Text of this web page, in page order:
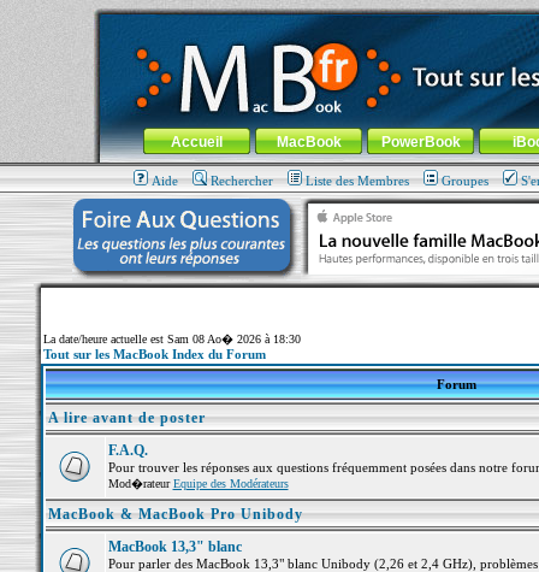
MacBook-fr.com : 100% Apple... 100% nomade !
Aller au contenu-Aller au menu général-Aller au menu de
Menu général
Accueil MacBook PowerBook
Aide Rechercher Liste des Membres Groupes
La date/heure actuelle est Sam 08 Ao� 2026 à 18:30
Tout sur les MacBook Index du Forum
Forum
A lire avant de poster
F.A.Q.
Pour trouver les réponses aux questions fréquemment posées dans notre
Mod�rateurEquipe des Modérateurs
MacBook & MacBook Pro Unibody
MacBook 13,3" blanc
Pour parler des MacBook 13,3" blanc Unibody (2,26 et 2,4 GHz),